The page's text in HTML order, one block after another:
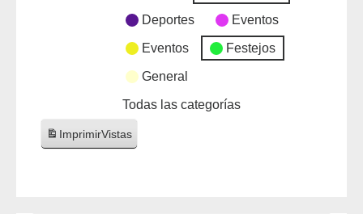
Deportes Eventos
Eventos Festejos
General
Todas las categorías
ImprimirVistas